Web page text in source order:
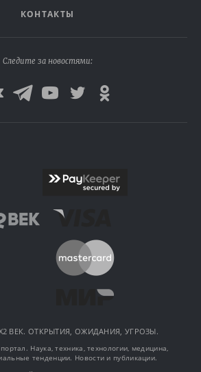
КОНТАКТЫ
Следите за новостями:
ВЕК. ОТКРЫТИЯ, ОЖИДАНИЯ, УГРОЗЫ.
Наука, техника, технологии, медицина,
тенденции. Новости и публикации.